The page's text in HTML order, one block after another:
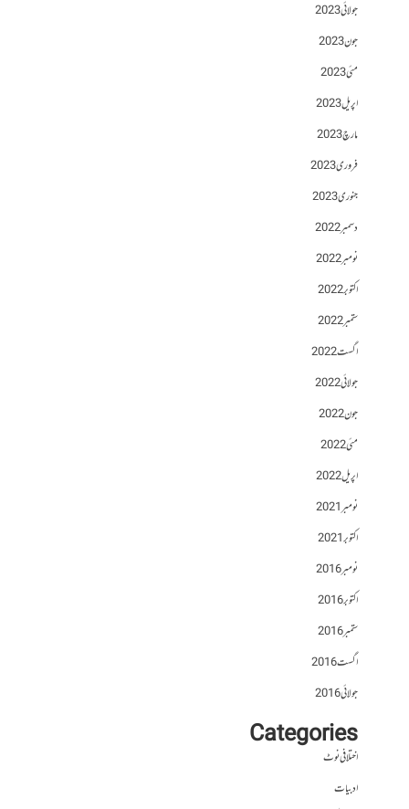
جولائی 2023
جون 2023
مئی 2023
اپریل 2023
مارچ 2023
فروری 2023
جنوری 2023
دسمبر 2022
نومبر 2022
اکتوبر 2022
ستمبر 2022
اگست 2022
جولائی 2022
جون 2022
مئی 2022
اپریل 2022
نومبر 2021
اکتوبر 2021
نومبر 2016
اکتوبر 2016
ستمبر 2016
اگست 2016
جولائی 2016
Categories
اختلافی نوٹ
ادبیات